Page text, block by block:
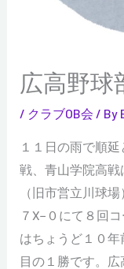
広高野
/ クラブOB会 / By
１１日の雨で順
戦、青山学院高
（旧市営立川球
７X−０にて８回
はちょうど１０
目の１勝です。